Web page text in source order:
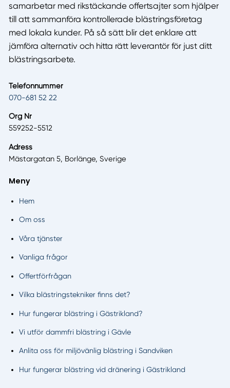
samarbetar med rikstäckande offertsajter som hjälper
till att sammanföra kontrollerade blästringsföretag
med lokala kunder. På så sätt blir det enklare att
jämföra alternativ och hitta rätt leverantör för just ditt
blästringsarbete.
Telefonnummer
070-681 52 22
Org Nr
559252-5512
Adress
Mästargatan 5, Borlänge, Sverige
Meny
Hem
Om oss
Våra tjänster
Vanliga frågor
Offertförfrågan
Vilka blästringstekniker finns det?
Hur fungerar blästring i Gästrikland?
Vi utför dammfri blästring i Gävle
Anlita oss för miljövänlig blästring i Sandviken
Hur fungerar blästring vid dränering i Gästrikland